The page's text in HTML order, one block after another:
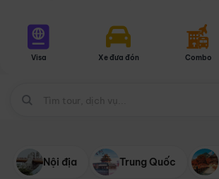
Visa Xe đưa đón Combo
Nội địa Trung Quốc